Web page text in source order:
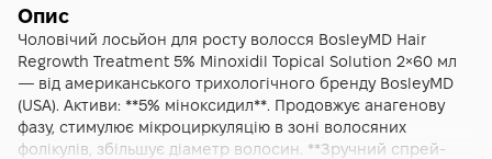
Об'єм (мл/г):
Опис
Чоловічий лосьйон для росту волосся BosleyMD Hair
Regrowth Treatment 5% Minoxidil Topical Solution 2×60 мл
— від американського трихологічного бренду BosleyMD
(USA). Активи: **5% міноксидил**. Продовжує анагенову
фазу, стимулює мікроциркуляцію в зоні волосяних
фолікулів, збільшує діаметр волосин. **Зручний спрей-